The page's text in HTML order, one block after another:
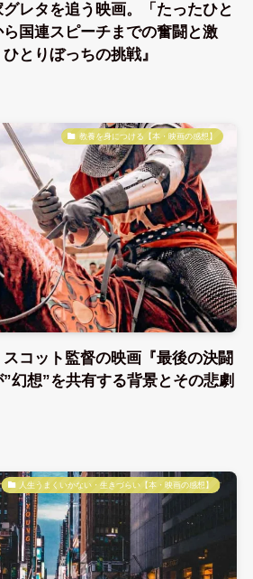
グレタを追う映画。「たったひと
国連スピーチまでの奮闘と激
とりぼっちの挑戦』
教養を身につける【本・映画の感想】
スコット監督の映画『最後の決闘
幻想”を共有する背景とその悲劇
人生うまくいかない・生きづらい【本・映画の感想】